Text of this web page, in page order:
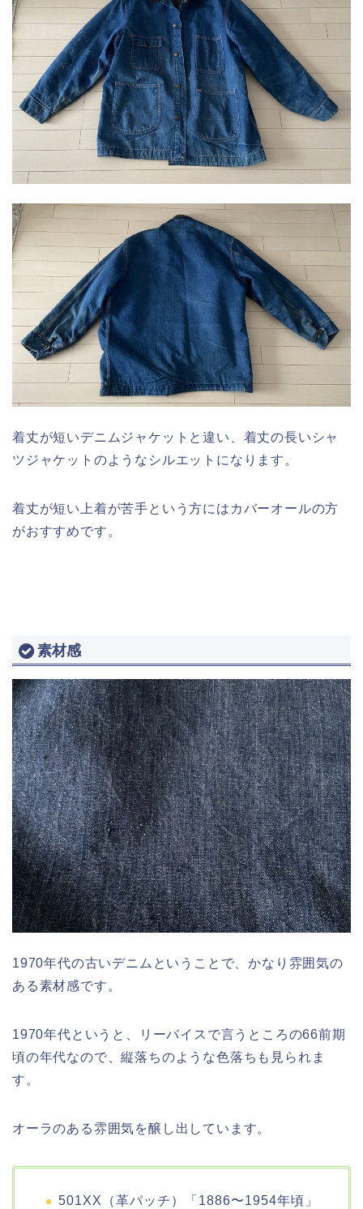
着丈が短いデニムジャケットと違い、着丈の長いシャ
ツジャケットのようなシルエットになります。
着丈が短い上着が苦手という方にはカバーオールの方
がおすすめです。
素材感
1970年代の古いデニムということで、かなり雰囲気の
ある素材感です。
1970年代というと、リーバイスで言うところの66前期
頃の年代なので、縦落ちのような色落ちも見られま
す。
オーラのある雰囲気を醸し出しています。
501XX（革パッチ）「1886〜1954年頃」